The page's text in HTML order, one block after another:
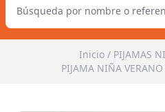
Inicio / PIJAMAS
PIJAMA NIÑA